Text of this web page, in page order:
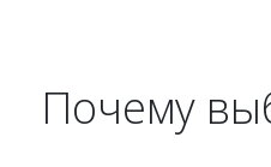
Почему